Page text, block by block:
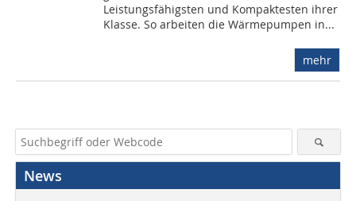
Leistungsfähigsten und Kompaktesten ihrer
Klasse. So arbeiten die Wärmepumpen in...
mehr
News